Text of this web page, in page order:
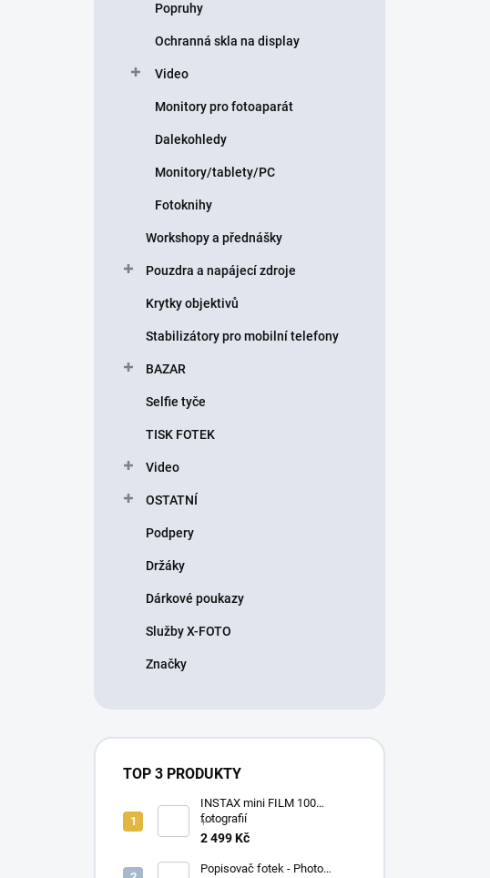
Popruhy
Ochranná skla na display
Video
Monitory pro fotoaparát
Dalekohledy
Monitory/tablety/PC
Fotoknihy
Workshopy a přednášky
Pouzdra a napájecí zdroje
Krytky objektivů
Stabilizátory pro mobilní telefony
BAZAR
Selfie tyče
TISK FOTEK
Video
OSTATNÍ
Podpery
Držáky
Dárkové poukazy
Služby X-FOTO
Značky
TOP 3 PRODUKTY
INSTAX mini FILM 100
fotografií
+ *
2 499 Kč
Popisovač fotek - Photo